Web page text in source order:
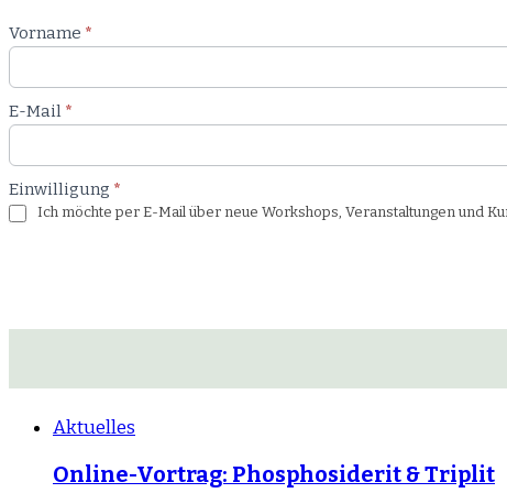
Newsletter
Workshop
Vorname *
E-Mail *
Einwilligung *
Ich möchte per E-Mail über neue Workshops, Veranstaltungen und
Aktuelles
Online-Vortrag: Phosphosiderit & Triplit